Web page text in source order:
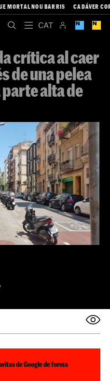
MORTAL NOU BARRIS CADÁVER
crítica al caer
de una pelea
parte alta de
de Google de forma